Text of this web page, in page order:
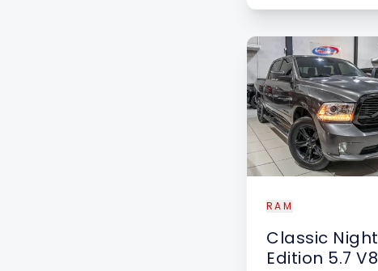
RAM
Classic Night
Edition 5.7 V8